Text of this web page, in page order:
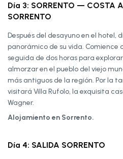
Día 3: SORRENTO — COSTA
SORRENTO
Después del desayuno en el hotel,
panorámico de su vida. Comience
seguida de dos horas para
almorzar en el pueblo del viejo
más antiguos de la región. Por la
visitará Villa Rufolo, la exquisita
Wagner.
Alojamiento en Sorrento.
Día 4: SALIDA SORRENTO